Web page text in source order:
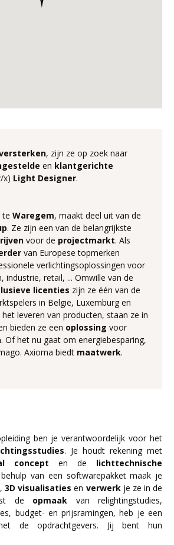
, zijn ze op zoek naar
en klantgerichte
x) Light Designer.
te Waregem, maakt deel uit van de
. Ze zijn een van de belangrijkste
voor de projectmarkt. Als
van Europese topmerken
verlichtingsoplossingen voor
industrie, retail, ... Omwille van de
licenties zijn ze één van de
in België, Luxemburg en
leveren van producten, staan ze in
bieden ze een oplossing voor
Of het nu gaat om energiebesparing,
Axioma biedt maatwerk.
ben je verantwoordelijk voor het
. Je houdt rekening met
concept en de lichttechnische
van een softwarepakket maak je
,3D visualisatiesen verwerkje ze in de
de opmaak van relightingstudies,
budget- en prijsramingen, heb je een
de opdrachtgevers. Jij bent hun